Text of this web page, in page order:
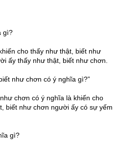
gì?
cho thấy như thật, biết như
ấy thấy như thật, biết như chơn.
như chơn có ý nghĩa gì?”
chơn có ý nghĩa là khiến cho
biết như chơn người ấy có sự yếm
gì?